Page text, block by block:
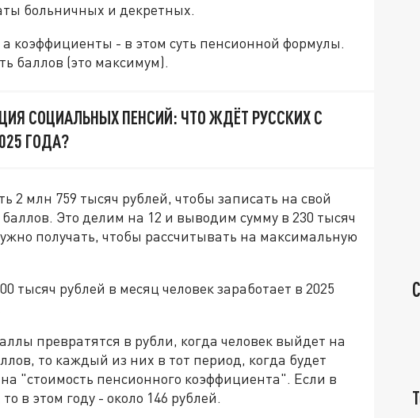
больничных и декретных.
коэффициенты - в этом суть пенсионной формулы.
баллов (это максимум).
СОЦИАЛЬНЫХ ПЕНСИЙ: ЧТО ЖДЁТ РУССКИХ С
ГОДА?
2 млн 759 тысяч рублей, чтобы записать на свой
Это делим на 12 и выводим сумму в 230 тысяч
получать, чтобы рассчитывать на максимальную
тысяч рублей в месяц человек заработает в 2025
превратятся в рубли, когда человек выйдет на
то каждый из них в тот период, когда будет
"стоимость пенсионного коэффициента". Если в
в этом году - около 146 рублей.